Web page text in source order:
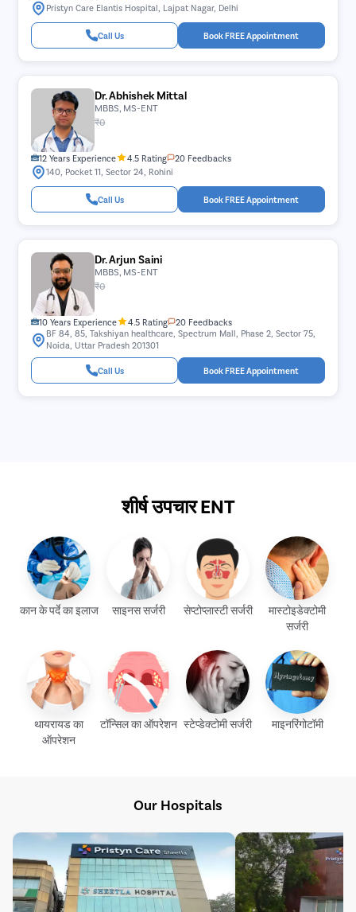
Pristyn Care Elantis Hospital, Lajpat Nagar, Delhi
Call Us Book FREE Appointment
Dr. Abhishek Mittal
MBBS, MS-ENT
₹0
12 Years Experience 4.5 Rating
20 Feedbacks
140, Pocket 11, Sector 24, Rohini
Call Us Book FREE Appointment
Dr. Arjun Saini
MBBS, MS-ENT
₹0
10 Years Experience 4.5 Rating
20 Feedbacks
BF 84, 85, Takshiyan healthcare, Spectrum Mall, Phase 2, Sector 75,
Noida, Uttar Pradesh 201301
Call Us Book FREE Appointment
शीर्ष उपचार ENT
कान के पर्दे का इलाज साइनस सर्जरी सेप्टोप्लास्टी सर्जरी
मास्टोइडेक्टोमी
सर्जरी
थायरायड का
ऑपरेशन
टॉन्सिल का ऑपरेशन स्टेप्डेक्टोमी सर्जरी माइनरिंगोटॉमी
Our Hospitals